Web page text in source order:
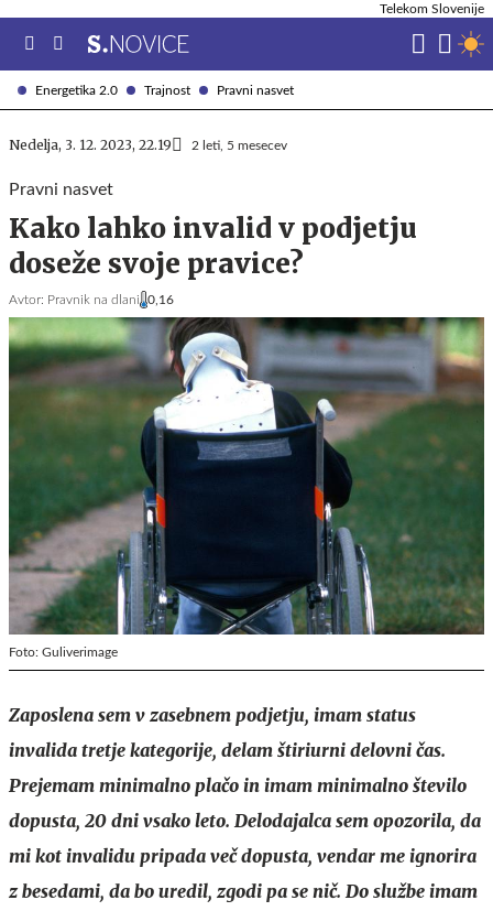
Energetika 2.0 Trajnost Pravni nasvet
Telekom Slovenije
Nedelja, 3. 12. 2023, 22.19 2 leti, 5 mesecev
Pravni nasvet
Kako lahko invalid v podjetju
doseže svoje pravice?
Avtor: Pravnik na dlani 0,16
Foto: Guliverimage
Zaposlena sem v zasebnem podjetju, imam status
invalida tretje kategorije, delam štiriurni delovni čas.
Prejemam minimalno plačo in imam minimalno število
dopusta, 20 dni vsako leto. Delodajalca sem opozorila, da
mi kot invalidu pripada več dopusta, vendar me ignorira
z besedami, da bo uredil, zgodi pa se nič. Do službe imam